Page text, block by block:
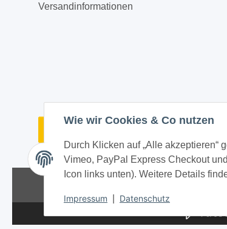
Wie wir Cookies & Co nutzen
Durch Klicken auf „Alle akzeptieren“
Vimeo, PayPal Express Checkout
Icon links unten). Weitere Details
Impressum Datenschutz
Versandinformationen
* Alle Preise inkl. gesetzlicher USt., zzgl.Versand